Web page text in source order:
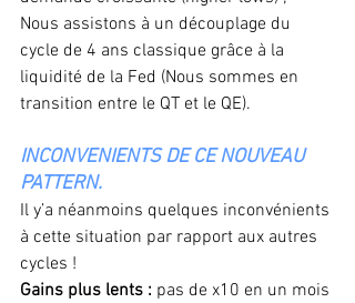
Nous assistons à un découplage du
cycle de 4 ans classique grâce à la
liquidité de la Fed (Nous sommes en
transition entre le QT et le QE).
INCONVENIENTS DE CE NOUVEAU
PATTERN.
Il y’a néanmoins quelques inconvénients
à cette situation par rapport aux autres
cycles !
Gains plus lents : pas de x10 en un mois